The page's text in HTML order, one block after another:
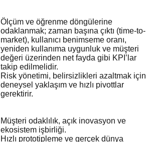
Ölçüm ve öğrenme döngülerine
odaklanmak; zaman başına çıktı (time-to-
market), kullanıcı benimseme oranı,
yeniden kullanıma uygunluk ve müşteri
değeri üzerinden net fayda gibi KPI’lar
takip edilmelidir.
Risk yönetimi, belirsizlikleri azaltmak için
deneysel yaklaşım ve hızlı pivottlar
gerektirir.
Müşteri odaklılık, açık inovasyon ve
ekosistem işbirliği.
Hızlı prototipleme ve gerçek dünya